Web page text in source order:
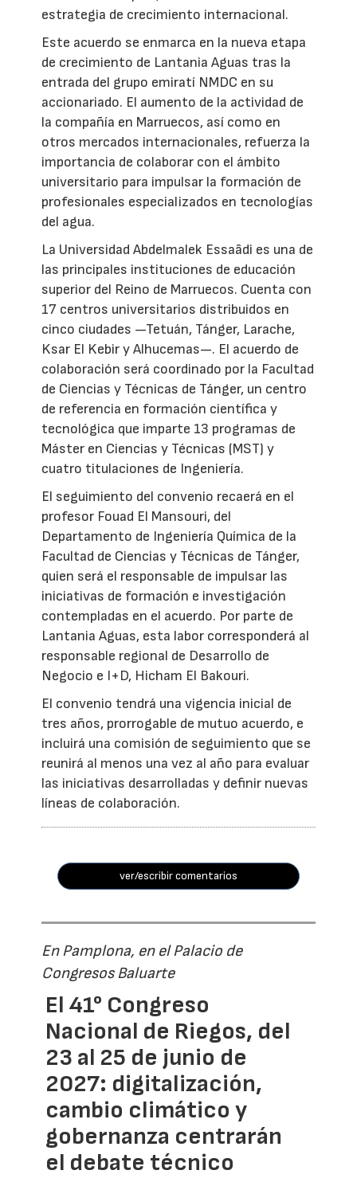
estrategia de crecimiento internacional.
Este acuerdo se enmarca en la nueva etapa
de crecimiento de Lantania Aguas tras la
entrada del grupo emiratí NMDC en su
accionariado. El aumento de la actividad de
la compañía en Marruecos, así como en
otros mercados internacionales, refuerza la
importancia de colaborar con el ámbito
universitario para impulsar la formación de
profesionales especializados en tecnologías
del agua.
La Universidad Abdelmalek Essaâdi es una de
las principales instituciones de educación
superior del Reino de Marruecos. Cuenta con
17 centros universitarios distribuidos en
cinco ciudades —Tetuán, Tánger, Larache,
Ksar El Kebir y Alhucemas—. El acuerdo de
colaboración será coordinado por la Facultad
de Ciencias y Técnicas de Tánger, un centro
de referencia en formación científica y
tecnológica que imparte 13 programas de
Máster en Ciencias y Técnicas (MST) y
cuatro titulaciones de Ingeniería.
El seguimiento del convenio recaerá en el
profesor Fouad El Mansouri, del
Departamento de Ingeniería Química de la
Facultad de Ciencias y Técnicas de Tánger,
quien será el responsable de impulsar las
iniciativas de formación e investigación
contempladas en el acuerdo. Por parte de
Lantania Aguas, esta labor corresponderá al
responsable regional de Desarrollo de
Negocio e I+D, Hicham El Bakouri.
El convenio tendrá una vigencia inicial de
tres años, prorrogable de mutuo acuerdo, e
incluirá una comisión de seguimiento que se
reunirá al menos una vez al año para evaluar
las iniciativas desarrolladas y definir nuevas
líneas de colaboración.
ver/escribir comentarios
En Pamplona, en el Palacio de
Congresos Baluarte
El 41° Congreso
Nacional de Riegos, del
23 al 25 de junio de
2027: digitalización,
cambio climático y
gobernanza centrarán
el debate técnico